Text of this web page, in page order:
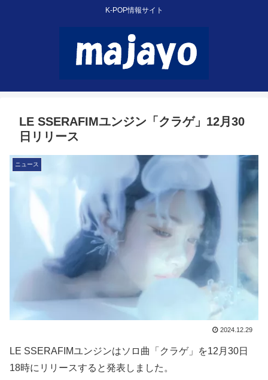
K-POP情報サイト
LE SSERAFIMユンジン「クラゲ」12月30
日リリース
ニュース
2024.12.29
LE SSERAFIMユンジンはソロ曲「クラゲ」を12月30日
18時にリリースすると発表しました。